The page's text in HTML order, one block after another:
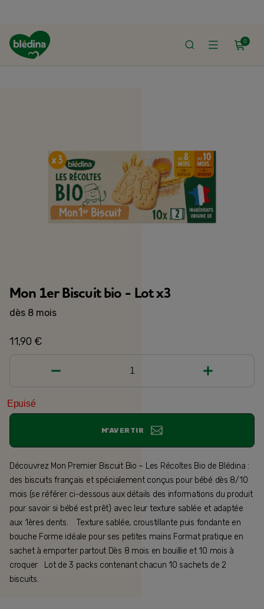
0
ACCUEIL
Mon 1er Biscuit bio - Lot x3
dès 8 mois
11,90 €
1
Epuisé
M'AVERTIR
Découvrez Mon Premier Biscuit Bio – Les Récoltes Bio de Blédina :
des biscuits français et spécialement conçus pour bébé dès 8/10
mois (se référer ci-dessous aux détails des informations du produit
pour savoir si bébé est prêt) avec leur texture sablée et adaptée
aux 1ères dents. Texture sablée, croustillante puis fondante en
bouche Forme idéale pour ses petites mains Format pratique en
sachet à emporter partout Dès 8 mois en bouillie et 10 mois à
croquer Lot de 3 packs contenant chacun 10 sachets de 2
biscuits.